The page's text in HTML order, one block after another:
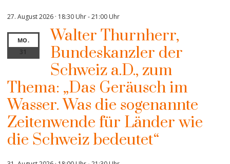
27. August 2026 · 18:30 Uhr-21:00 Uhr
MO.
31
Walter Thurnherr,
Bundeskanzler der
Schweiz a.D., zum
Thema: „Das Geräusch im
Wasser. Was die sogenannte
Zeitenwende für Länder wie
die Schweiz bedeutet“